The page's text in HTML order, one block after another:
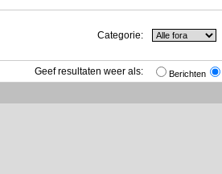
Categorie:
Geef resultaten weer als: Berichten